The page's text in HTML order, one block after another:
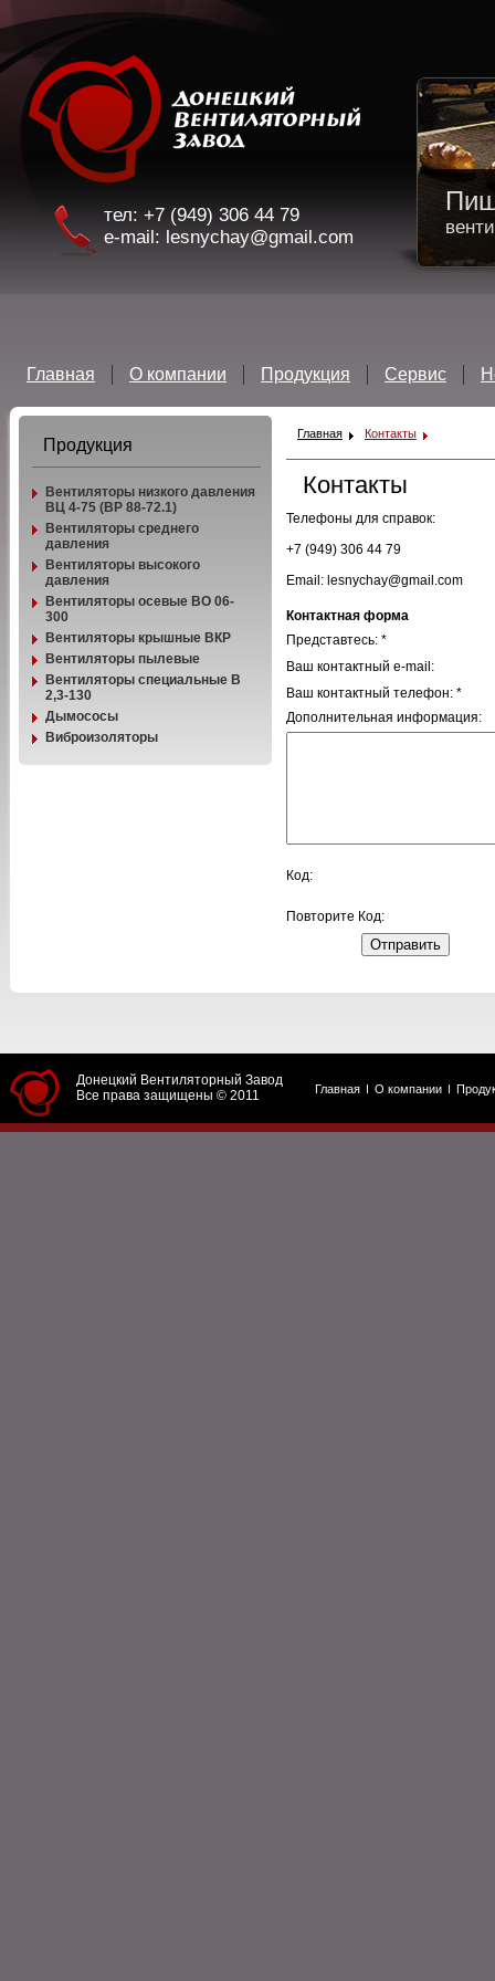
давления ВЦ 14-46
тел: +7 (949) 306 44 79
e-mail: lesnychay@gmail.com
Главная О компании Продукция Сервис
Главная Контакты
Контакты
Телефоны для справок:
+7 (949) 306 44 79
Email: lesnychay@gmail.com
Контактная форма
Представтесь: *
Ваш контактный e-mail:
Ваш контактный телефон: *
Дополнительная информация:
Код:
Повторите Код:
Продукция
Вентиляторы низкого давления
ВЦ 4-75 (ВР 88-72.1)
Вентиляторы среднего
давления
Вентиляторы высокого
давления
Вентиляторы осевые ВО 06-
300
Вентиляторы крышные ВКР
Вентиляторы пылевые
Вентиляторы специальные В
2,3-130
Дымососы
Виброизоляторы
Донецкий Вентиляторный Завод
Все права защищены © 2011
Главная О компании